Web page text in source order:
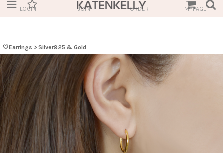
LOGIN JOIN ORDER MYPAGE
🤍Earrings > Silver925 & Gold